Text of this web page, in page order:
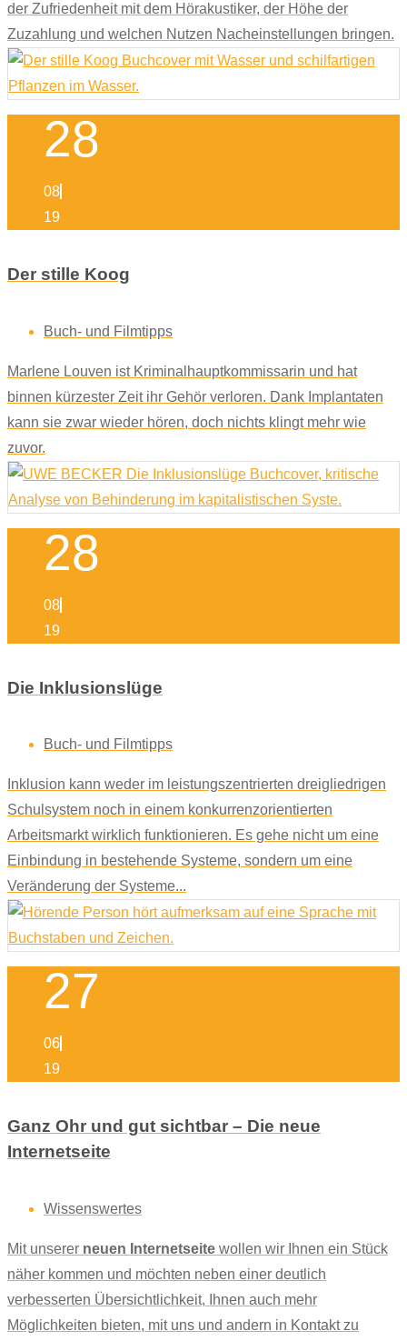
der Zufriedenheit mit dem Hörakustiker, der Höhe der
Zuzahlung und welchen Nutzen Nacheinstellungen bringen.
28
08
19
Der stille Koog
Buch- und Filmtipps
Marlene Louven ist Kriminalhauptkommissarin und hat
binnen kürzester Zeit ihr Gehör verloren. Dank Implantaten
kann sie zwar wieder hören, doch nichts klingt mehr wie
zuvor.
28
08
19
Die Inklusionslüge
Buch- und Filmtipps
Inklusion kann weder im leistungszentrierten dreigliedrigen
Schulsystem noch in einem konkurrenzorientierten
Arbeitsmarkt wirklich funktionieren. Es gehe nicht um eine
Einbindung in bestehende Systeme, sondern um eine
Veränderung der Systeme...
27
06
19
Ganz Ohr und gut sichtbar – Die neue
Internetseite
Wissenswertes
Mit unserer neuen Internetseite wollen wir Ihnen ein Stück
näher kommen und möchten neben einer deutlich
verbesserten Übersichtlichkeit, Ihnen auch mehr
Möglichkeiten bieten, mit uns und andern in Kontakt zu